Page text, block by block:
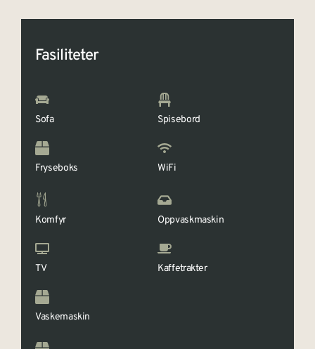
Fasiliteter
Sofa Spisebord
Fryseboks WiFi
Komfyr Oppvaskmaskin
TV Kaffetrakter
Vaskemaskin